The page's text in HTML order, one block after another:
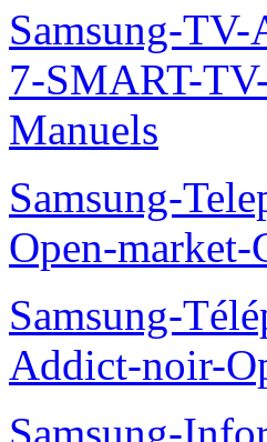
Samsung-
7-SMART-
Manuels
Samsung-
Open-
Samsung-
Addict-noir-